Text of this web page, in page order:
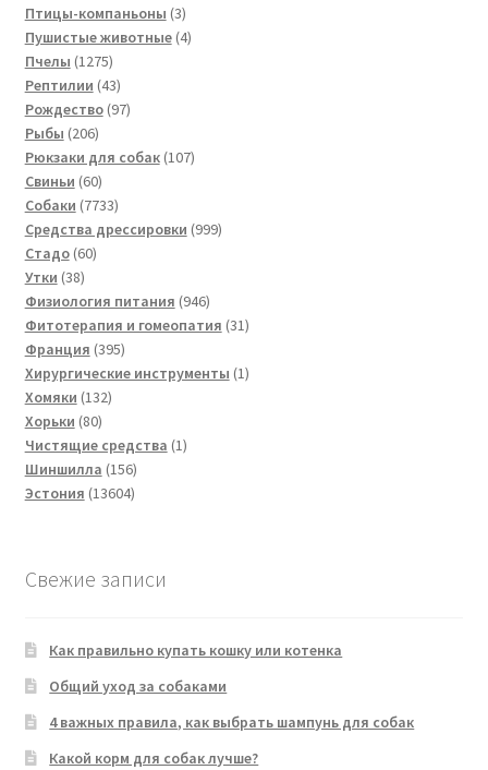
товара
Птицы-компаньоны 33
товара
Пушистые животные 44
Пчелы 12751275
товаров
Рептилии 4343
товара
Рождество 9797
Рыбы 206206
товаров
Рюкзаки для собак 107107
Свиньи 6060
товаров
Собаки 77337733
товара
Средства дрессировки 999999
Стадо 6060
Утки 3838
товаров
Физиология питания 946946
товаров
Фитотерапия и гомеопатия 3131
Франция 395395
товаров
Хирургические инструменты 11
Хомяки 132132
Хорьки 8080
товаров
Чистящие средства 11
Шиншилла 156156
товаров
Эстония 1360413604
Свежие записи
Как правильно купать кошку или котенка
Общий уход за собаками
4 важных правила, как выбрать шампунь для собак
Какой корм для собак лучше?